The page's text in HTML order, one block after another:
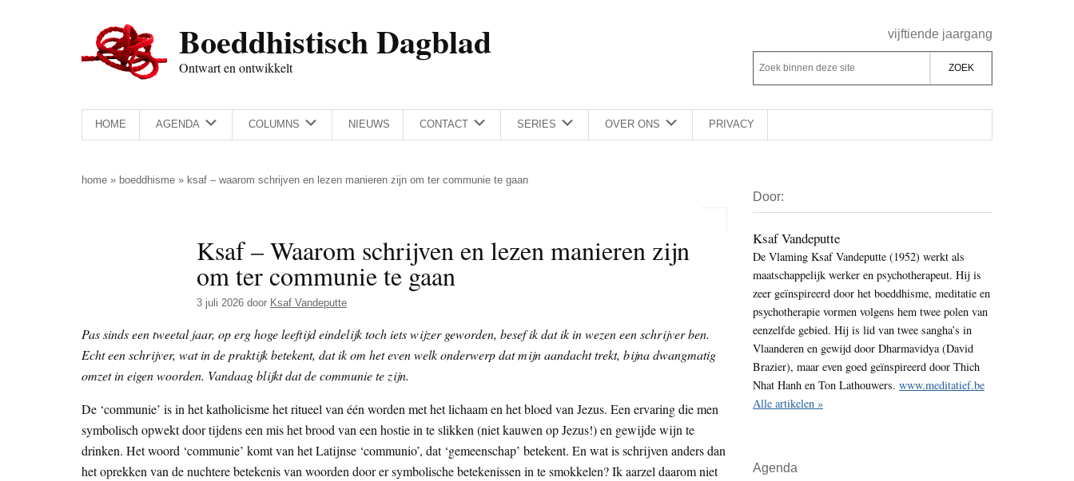
Boeddhistisch Dagblad
Ontwart en ontwikkelt
Rechts
vijftiende jaargang
Z
o
e
k
d
e
z
e
s
i
t
e
Z
o
k
b
n
n
e
z
e
s
i
t
e
HOME AGENDA COLUMNS NIEUWS CONTACT SERIES OVER ONS PRIVACY
home » boeddhisme » ksaf – waarom schrijven en lezen manieren zijn om ter communie te gaan
Ksaf – Waarom schrijven en lezen manieren zijn
om ter communie te gaan
3 juli 2026 door Ksaf Vandeputte
Pas sinds een tweetal jaar, op erg hoge leeftijd eindelijk toch iets wijzer geworden, besef ik dat ik in wezen een schrijver ben.
Echt een schrijver, wat in de praktijk betekent, dat ik om het even welk onderwerp dat mijn aandacht trekt, bijna dwangmatig
omzet in eigen woorden. Vandaag blijkt dat de communie te zijn.
De ‘communie’ is in het katholicisme het ritueel van één worden met het lichaam en het bloed van Jezus. Een ervaring die men
symbolisch opwekt door tijdens een mis het brood van een hostie in te slikken (niet kauwen op Jezus!) en gewijde wijn te
drinken. Het woord ‘communie’ komt van het Latijnse ‘communio’, dat ‘gemeenschap’ betekent. En wat is schrijven anders dan
het oprekken van de nuchtere betekenis van woorden door er symbolische betekenissen in te smokkelen? Ik aarzel daarom niet
Sidebar
Door:
Ksaf Vandeputte
De Vlaming Ksaf Vandeputte (1952) werkt als
maatschappelijk werker en psychotherapeut. Hij is
zeer geïnspireerd door het boeddhisme, meditatie en
psychotherapie vormen volgens hem twee polen van
eenzelfde gebied. Hij is lid van twee sangha’s in
Vlaanderen en gewijd door Dharmavidya (David
Brazier), maar even goed geïnspireerd door Thich
Nhat Hanh en Ton Lathouwers. www.meditatief.be
Alle artikelen »
Agenda